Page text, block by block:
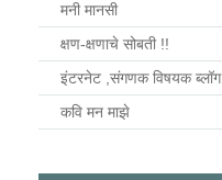
मनी मानसी
क्षण-क्षणाचे सोबती !!
इंटरनेट ,संगणक विषयक ब्लॉग
कवि मन माझे